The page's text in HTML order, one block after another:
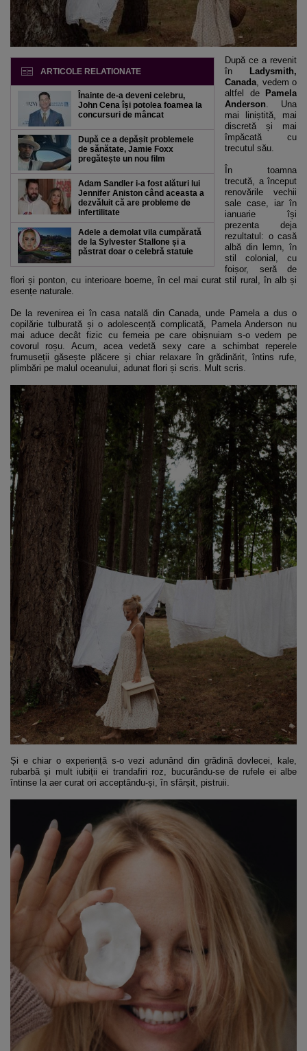
ARTICOLE RELATIONATE
Înainte de-a deveni celebru,
John Cena își potolea foamea la
concursuri de mâncat
După ce a depășit problemele
de sănătate, Jamie Foxx
pregătește un nou film
Adam Sandler i-a fost alături lui
Jennifer Aniston când aceasta a
dezvăluit că are probleme de
infertilitate
Adele a demolat vila cumpărată
de la Sylvester Stallone și a
păstrat doar o celebră statuie
După ce a revenit
în
Ladysmith,
Canada, vedem o
altfel de
Pamela
Anderson. Una
mai liniștită, mai
discretă și mai
împăcată cu
trecutul său.
În toamna
trecută, a început
renovările vechii
sale case, iar în
ianuarie își
prezenta deja
rezultatul: o casă
albă din lemn, în
stil colonial, cu
foișor, seră de
flori și ponton, cu interioare boeme, în cel mai curat stil rural, în alb și
esențe naturale.
De la revenirea ei în casa natală din Canada, unde Pamela a dus o
copilărie tulburată și o adolescență complicată, Pamela Anderson nu
mai aduce decât fizic cu femeia pe care obișnuiam s-o vedem pe
covorul roșu. Acum, acea vedetă sexy care a schimbat reperele
frumuseții găsește plăcere și chiar relaxare în grădinărit, întins rufe,
plimbări pe malul oceanului, adunat flori și scris. Mult scris.
Și e chiar o experiență s-o vezi adunând din grădină dovlecei, kale,
rubarbă și mult iubiții ei trandafiri roz, bucurându-se de rufele ei albe
întinse la aer curat ori acceptându-și, în sfârșit, pistruii.